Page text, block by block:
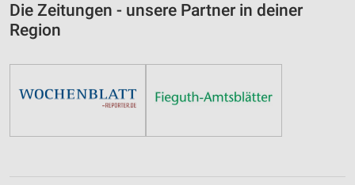
Die Zeitungen - unsere Partner in deiner
Region